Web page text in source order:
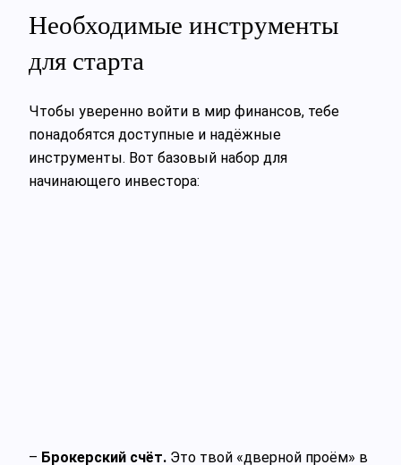
Необходимые инструменты
для старта
Чтобы уверенно войти в мир финансов, тебе
понадобятся доступные и надёжные
инструменты. Вот базовый набор для
начинающего инвестора:
– Брокерский счёт. Это твой «дверной проём» в